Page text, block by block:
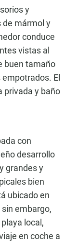
y
de mármol y
conduce
vistas al
buen tamaño
El
privada y baño
con
desarrollo
grandes y
bien
ubicado en
embargo,
local,
en coche a